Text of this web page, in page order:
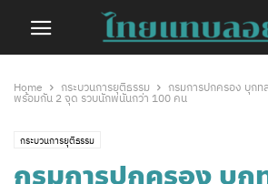
Home กระบวนการยุติธรรม
กรมการปกครอง บุกท
พร้อมกัน 2 จุด รวบนักพนันกว่า 100 คน
กระบวนการยุติธรรม